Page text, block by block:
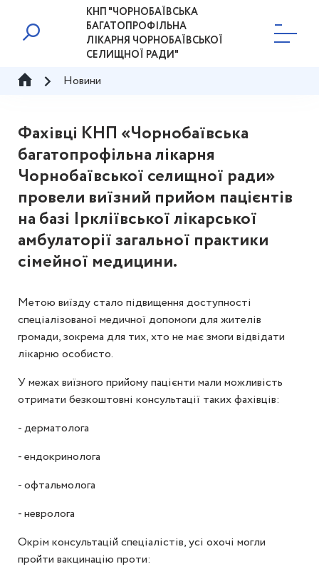
КНП "ЧОРНОБАЇВСЬКА
БАГАТОПРОФІЛЬНА
ЛІКАРНЯ ЧОРНОБАЇВСЬКОЇ
СЕЛИЩНОЇ РАДИ"
Новини
Фахівці КНП «Чорнобаївська
багатопрофільна лікарня
Чорнобаївської селищної ради»
провели виїзний прийом пацієнтів
на базі Іркліївської лікарської
амбулаторії загальної практики
сімейної медицини.
Метою виїзду стало підвищення доступності
спеціалізованої медичної допомоги для жителів
громади, зокрема для тих, хто не має змоги відвідати
лікарню особисто.
У межах виїзного прийому пацієнти мали можливість
отримати безкоштовні консультації таких фахівців:
- дерматолога
- ендокринолога
- офтальмолога
- невролога
Окрім консультацій спеціалістів, усі охочі могли
пройти вакцинацію проти: